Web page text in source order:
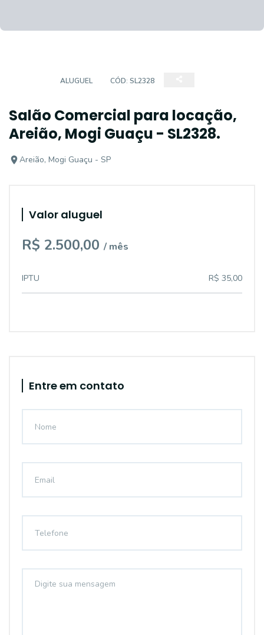
ALUGUEL CÓD: SL2328
Salão Comercial para locação,
Areião, Mogi Guaçu - SL2328.
Areião, Mogi Guaçu - SP
Valor aluguel
R$ 2.500,00 / mês
IPTU R$ 35,00
Entre em contato